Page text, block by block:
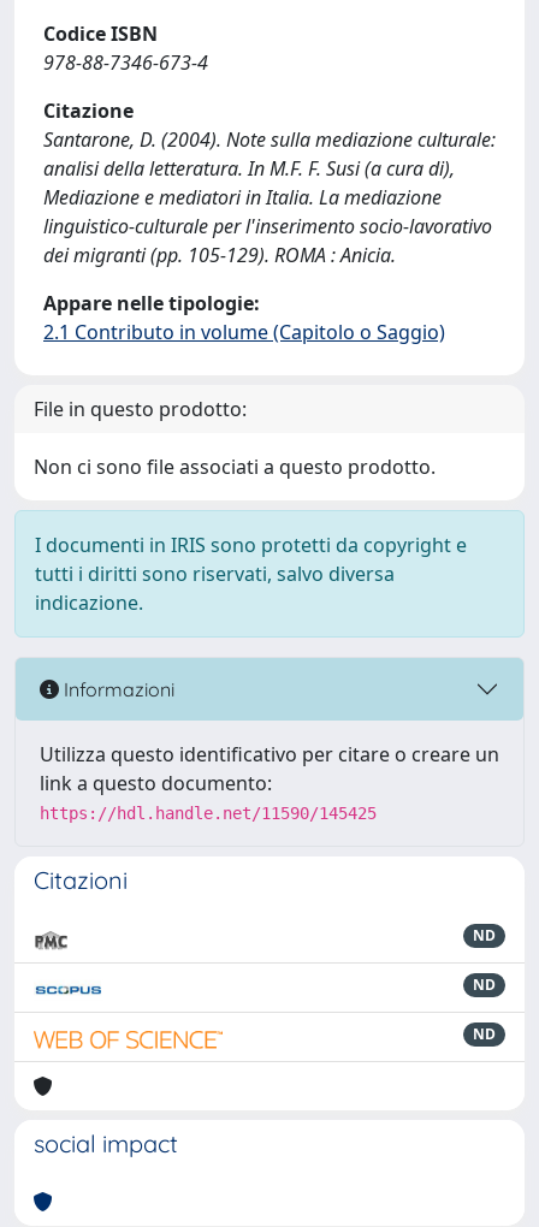
Codice ISBN
978-88-7346-673-4
Citazione
Santarone, D. (2004). Note sulla mediazione culturale:
analisi della letteratura. In M.F. F. Susi (a cura di),
Mediazione e mediatori in Italia. La mediazione
linguistico-culturale per l'inserimento socio-lavorativo
dei migranti (pp. 105-129). ROMA : Anicia.
Appare nelle tipologie:
2.1 Contributo in volume (Capitolo o Saggio)
File in questo prodotto:
Non ci sono file associati a questo prodotto.
I documenti in IRIS sono protetti da copyright e
tutti i diritti sono riservati, salvo diversa
indicazione.
Informazioni
Utilizza questo identificativo per citare o creare un
link a questo documento:
https://hdl.handle.net/11590/145425
Citazioni
ND
ND
ND
social impact